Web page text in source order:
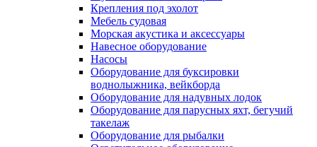
Крепления под эхолот
Мебель судовая
Морская акустика и аксессуары
Навесное оборудование
Насосы
Оборудование для буксировки
воднолыжника, вейкборда
Оборудование для надувных лодок
Оборудование для парусных яхт, бегучий
такелаж
Оборудование для рыбалки